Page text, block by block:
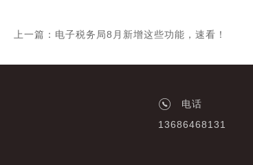
上一篇：电子税务局8月新增这些功能，速看！
电话
13686468131